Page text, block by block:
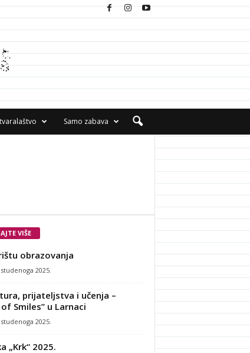
Samo zabava
VIŠE
obrazovanja
2025.
prijateljstva i učenja –
Smiles” u Larnaci
2025.
„Krk“ 2025.